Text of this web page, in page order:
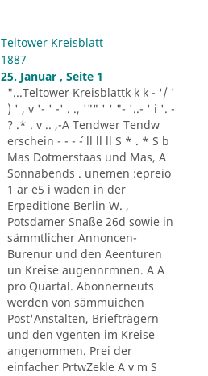
Teltower Kreisblatt
1887
25. Januar , Seite 1
"...Teltower Kreisblattk k k - '/ '
) ' , v '- ' -' . ., '"" ' ' "- '..- ' i '. -
? .* . v .. ,-A Tendwer Tendw
erschein - - - ´- ll ll ll S * . * S b
Mas Dotmerstaas und Mas, A
Sonnabends . unemen :epreio
1 ar e5 i waden in der
Erpeditione Berlin W. ,
Potsdamer Snaße 26d sowie in
sämmtlicher Annoncen-
Burenur und den Aeenturen
un Kreise augennrmnen. A A
pro Quartal. Abonnerneuts
werden von sämmuichen
Post'Anstalten, Briefträgern
und den vgenten im Kreise
angenommen. Prei der
einfacher PrtwZekle A v m S